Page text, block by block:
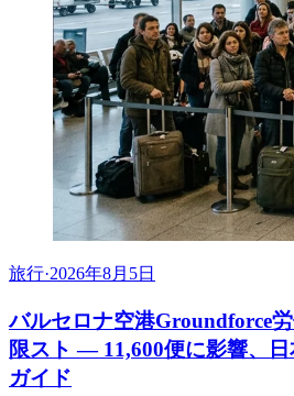
旅行·2026年8月5日
バルセロナ空港Groundforce
限スト ― 11,600便に影響、
ガイド